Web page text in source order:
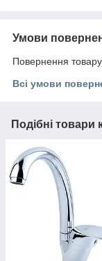
Умови
Повернення
Всі умови
Подібні товари